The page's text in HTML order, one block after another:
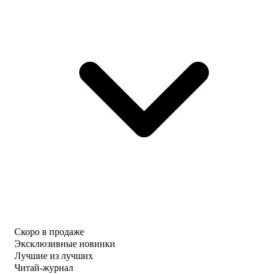
Скоро в продаже
Эксклюзивные новинки
Лучшие из лучших
Читай-журнал